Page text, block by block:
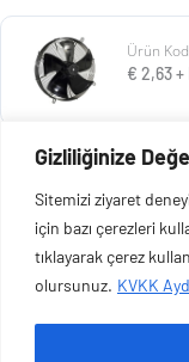
Gizliliğinize
Sitemizi ziyaret
için bazı çerezleri
tıklayarak çerez
olursunuz. KVKK
Ürün
€ 2,63+
€32,17
Copyright © 2026 Esen